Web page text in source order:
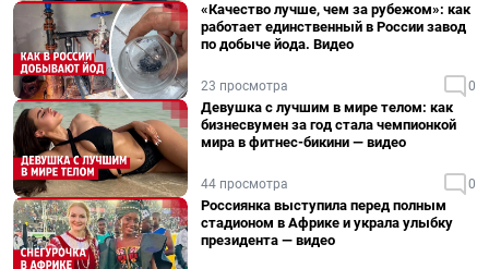
«Качество лучше, чем за рубежом»: как
работает единственный в России завод
по добыче йода. Видео
23 просмотра 0
Девушка с лучшим в мире телом: как
бизнесвумен за год стала чемпионкой
мира в фитнес-бикини — видео
44 просмотра 0
Россиянка выступила перед полным
стадионом в Африке и украла улыбку
президента — видео